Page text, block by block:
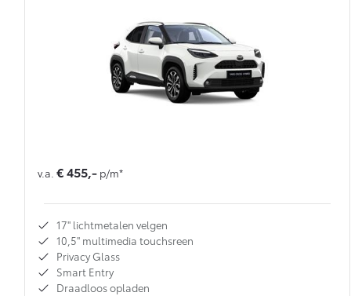
v.a. € 455,- p/m*
17'' lichtmetalen velgen
10,5'' multimedia touchsreen
Privacy Glass
Smart Entry
Draadloos opladen